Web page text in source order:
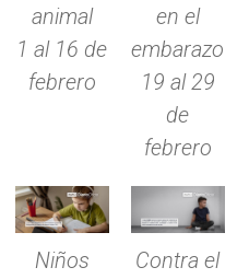
animal
1 al 16 de
febrero
en el
embarazo
19 al 29
de
febrero
Niños
Contra el